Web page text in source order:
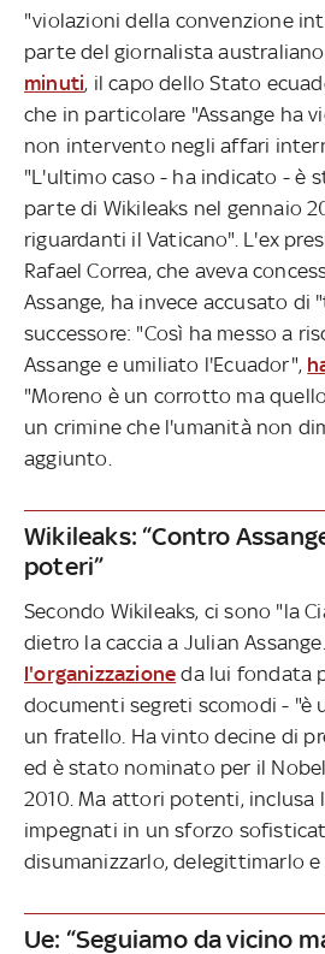
"violazioni della convenzione
parte del giornalista australiano.
minuti, il capo dello Stato
che in particolare "Assange ha
non intervento negli affari
"L'ultimo caso - ha indicato - è
parte di Wikileaks nel gennaio
riguardanti il Vaticano". L'ex
Rafael Correa, che aveva
Assange, ha invece accusato di
successore: "Così ha messo a
Assange e umiliato l'Ecuador",
"Moreno è un corrotto ma
un crimine che l'umanità non
aggiunto.
Wikileaks: “Contro
poteri”
Secondo Wikileaks, ci sono "la
dietro la caccia a Julian
l'organizzazione da lui fondata
documenti segreti scomodi - "è
un fratello. Ha vinto decine di
ed è stato nominato per il
2010. Ma attori potenti, inclusa
impegnati in un sforzo
disumanizzarlo, delegittimarlo e
Ue: “Seguiamo da vicino